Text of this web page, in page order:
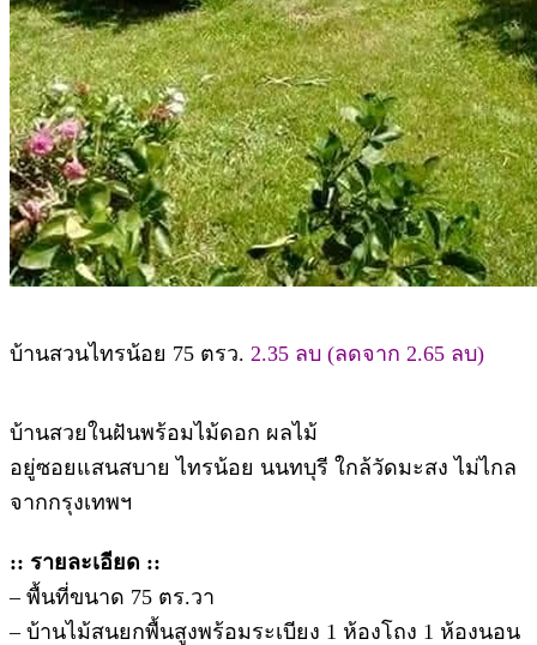
บ้านสวนไทรน้อย 75 ตรว. 2.35 ลบ (ลดจาก 2.65 ลบ)
บ้านสวยในฝันพร้อมไม้ดอก ผลไม้
อยู่ซอยแสนสบาย ไทรน้อย นนทบุรี ใกล้วัดมะสง ไม่ไกล
จากกรุงเทพฯ
:: รายละเอียด ::
– พื้นที่ขนาด 75 ตร.วา
– บ้านไม้สนยกพื้นสูงพร้อมระเบียง 1 ห้องโถง 1 ห้องนอน